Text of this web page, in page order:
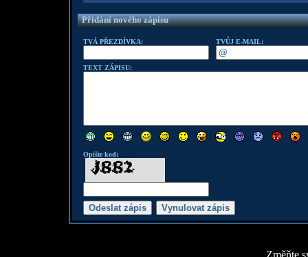
Přidání nového zápisu
TVÁ PŘEZDÍVKA: TVŮJ E-MAIL:
TEXT ZÁPISU:
Opište kod:
Změňte